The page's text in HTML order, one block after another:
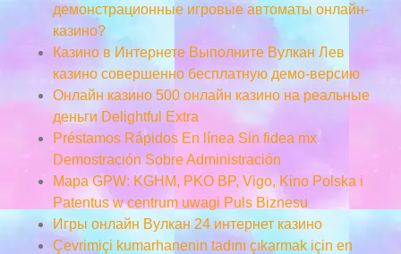
демонстрационные игровые автоматы онлайн-
казино?
Казино в Интернете Выполните Вулкан Лев
казино совершенно бесплатную демо-версию
Онлайн казино 500 онлайн казино на реальные
деньги Delightful Extra
Préstamos Rápidos En línea Sin fidea mx
Demostración Sobre Administración
Mapa GPW: KGHM, PKO BP, Vigo, Kino Polska i
Patentus w centrum uwagi Puls Biznesu
Игры онлайн Вулкан 24 интернет казино
Çevrimiçi kumarhanenin tadını çıkarmak için en